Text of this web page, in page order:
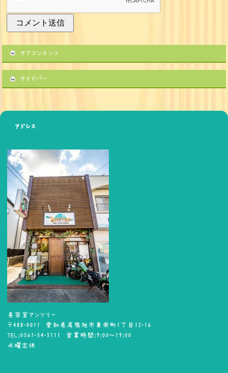
サブコンテンツ
サイドバー
アドレス
美容室アンツリー
〒488-0011 愛知県尾張旭市東栄町1丁目12-16
TEL:0561-54-5111 営業時間:9:00～19:00
水曜定休